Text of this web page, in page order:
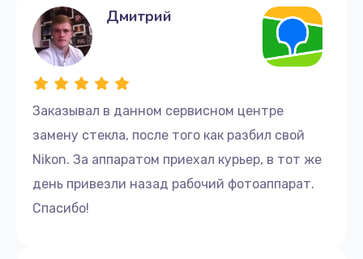
Заказывал в данном сервисном центре
замену стекла, после того как разбил свой
Nikon. За аппаратом приехал курьер, в тот же
день привезли назад рабочий фотоаппарат.
Спасибо!
Дмитрий